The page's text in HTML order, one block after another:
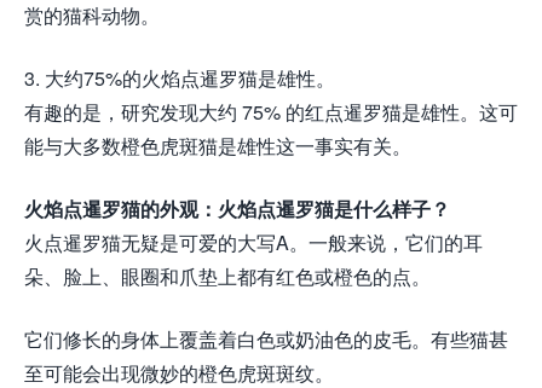
赏的猫科动物。
3. 大约75%的火焰点暹罗猫是雄性。
有趣的是，研究发现大约 75% 的红点暹罗猫是雄性。这可
能与大多数橙色虎斑猫是雄性这一事实有关。
火焰点暹罗猫的外观：火焰点暹罗猫是什么样子？
火点暹罗猫无疑是可爱的大写A。一般来说，它们的耳
朵、脸上、眼圈和爪垫上都有红色或橙色的点。
它们修长的身体上覆盖着白色或奶油色的皮毛。有些猫甚
至可能会出现微妙的橙色虎斑斑纹。